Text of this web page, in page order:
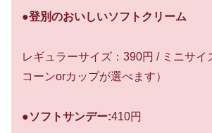
●登別のおいしいソフトクリーム
レギュラーサイズ：390円 / ミニサ
コーンorカップが選べます）
●ソフトサンデー:410円